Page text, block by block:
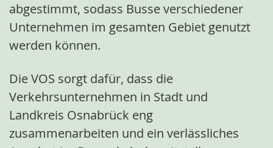
abgestimmt, sodass Busse verschiedener
Unternehmen im gesamten Gebiet genutzt
werden können.
Die VOS sorgt dafür, dass die
Verkehrsunternehmen in Stadt und
Landkreis Osnabrück eng
zusammenarbeiten und ein verlässliches